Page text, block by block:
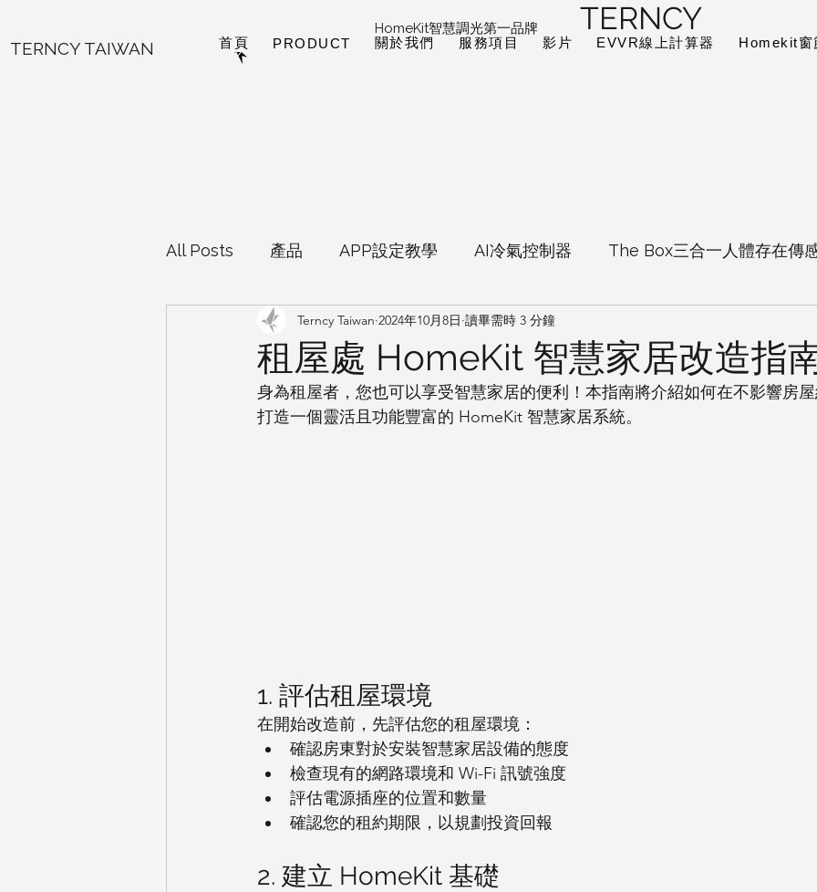
TERNCY TAIWAN 首頁 PRODUCT 關於我們 服務項目 影片 EVVR線上計算器 Homekit窗
All Posts 產品 APP設定教學 AI冷氣控制器 The Box三合一人體存在傳
EVVR Homekit魔塊 Homekit智慧窗簾 Sensibo Air常見問題專區
Android專區 Home Assistant
租屋處 HomeKit 智慧家居改造指
Terncy Taiwan 2024年10月8日 讀畢需時 3 分鐘
身為租屋者，您也可以享受智慧家居的便利！本指南將介紹如何在不影響房
打造一個靈活且功能豐富的 HomeKit 智慧家居系統。
1. 評估租屋環境
在開始改造前，先評估您的租屋環境：
確認房東對於安裝智慧家居設備的態度
檢查現有的網路環境和 Wi-Fi 訊號強度
評估電源插座的位置和數量
確認您的租約期限，以規劃投資回報
2. 建立 HomeKit 基礎
TERNCY
HomeKit智慧調光第一品牌